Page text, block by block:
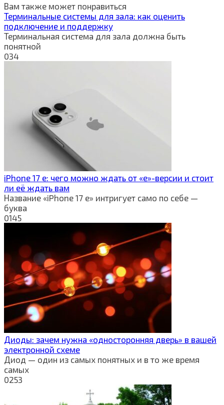
Вам также может понравиться
Терминальные системы для зала: как оценить
подключение и поддержку
Терминальная система для зала должна быть
понятной
034
iPhone 17 e: чего можно ждать от «e»-версии и стоит
ли её ждать вам
Название «iPhone 17 e» интригует само по себе —
буква
0145
Диоды: зачем нужна «односторонняя дверь» в вашей
электронной схеме
Диод — один из самых понятных и в то же время
самых
0253